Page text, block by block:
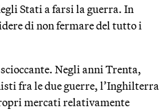
Stati a farsi la guerra. In
di non fermare del tutto i
Negli anni Trenta,
fra le due guerre, l’Inghilterra
mercati relativamente